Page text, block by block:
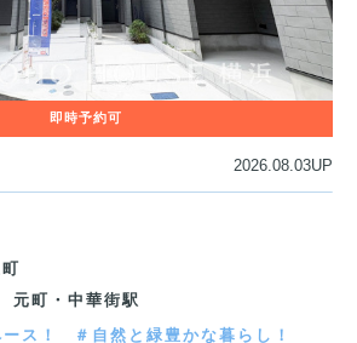
2026.08.03UP
元町・中華街駅
ス！
＃自然と緑豊かな暮らし！